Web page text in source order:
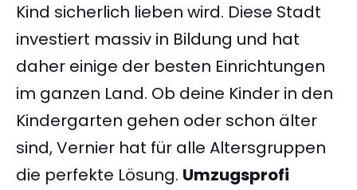
Kind sicherlich lieben wird. Diese Stadt
investiert massiv in Bildung und hat
daher einige der besten Einrichtungen
im ganzen Land. Ob deine Kinder in den
Kindergarten gehen oder schon älter
sind, Vernier hat für alle Altersgruppen
die perfekte Lösung. Umzugsprofi